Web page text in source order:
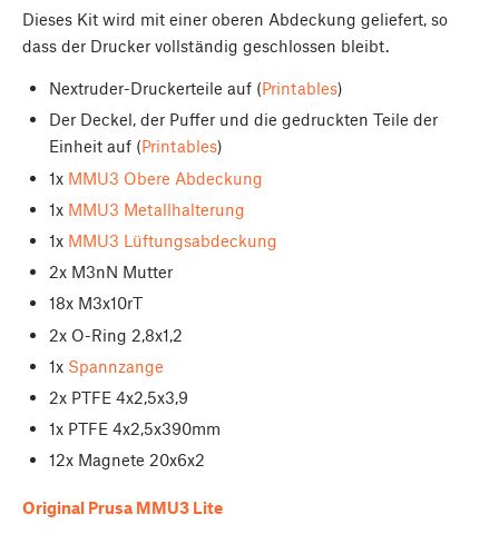
Dieses Kit wird mit einer oberen Abdeckung geliefert, so
dass der Drucker vollständig geschlossen bleibt.
Nextruder-Druckerteile auf (Printables)
Der Deckel, der Puffer und die gedruckten Teile der
Einheit auf (Printables)
1x MMU3 Obere Abdeckung
1x MMU3 Metallhalterung
1x MMU3 Lüftungsabdeckung
2x M3nN Mutter
18x M3x10rT
2x O-Ring 2,8x1,2
1x Spannzange
2x PTFE 4x2,5x3,9
1x PTFE 4x2,5x390mm
12x Magnete 20x6x2
Original Prusa MMU3 Lite